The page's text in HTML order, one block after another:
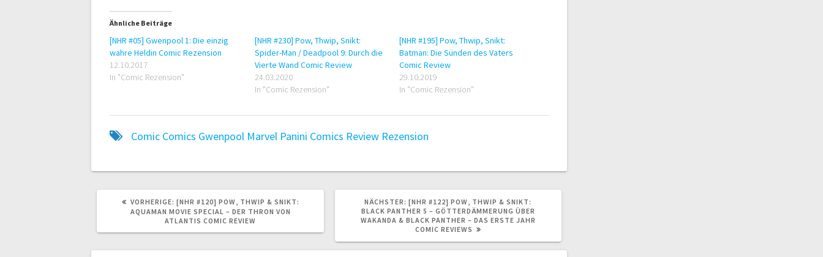
Ähnliche Beiträge
[NHR #05] Gwenpool 1: Die einzig
wahre Heldin Comic Rezension
12.10.2017
In "Comic Rezension"
[NHR #230] Pow, Thwip, Snikt:
Spider-Man / Deadpool 9: Durch die
Vierte Wand Comic Review
24.03.2020
In "Comic Rezension"
[NHR #195] Pow, Thwip, Snikt:
Batman: Die Sünden des Vaters
Comic Review
29.10.2019
In "Comic Rezension"
Comic Comics Gwenpool Marvel Panini Comics Review Rezension
VORHERIGE: VORHERIGER
BEITRAG:
[NHR #120] POW, THWIP & SNIKT:
AQUAMAN MOVIE SPECIAL – DER THRON VON
ATLANTIS COMIC REVIEW
NÄCHSTER: NÄCHSTER
BEITRAG:
[NHR #122] POW, THWIP & SNIKT:
BLACK PANTHER 5 – GÖTTERDÄMMERUNG ÜBER
WAKANDA & BLACK PANTHER – DAS ERSTE JAHR
COMIC REVIEWS